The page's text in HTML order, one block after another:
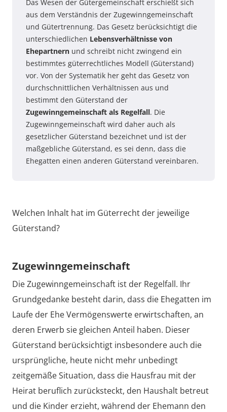
Das Wesen der Gütergemeinschaft erschießt sich
aus dem Verständnis der Zugewinngemeinschaft
und Gütertrennung. Das Gesetz berücksichtigt die
unterschiedlichen Lebensverhältnisse von
Ehepartnern und schreibt nicht zwingend ein
bestimmtes güterrechtliches Modell (Güterstand)
vor. Von der Systematik her geht das Gesetz von
durchschnittlichen Verhältnissen aus und
bestimmt den Güterstand der
Zugewinngemeinschaft als Regelfall. Die
Zugewinngemeinschaft wird daher auch als
gesetzlicher Güterstand bezeichnet und ist der
maßgebliche Güterstand, es sei denn, dass die
Ehegatten einen anderen Güterstand vereinbaren.
Welchen Inhalt hat im Güterrecht der jeweilige
Güterstand?
Zugewinngemeinschaft
Die Zugewinngemeinschaft ist der Regelfall. Ihr
Grundgedanke besteht darin, dass die Ehegatten im
Laufe der Ehe Vermögenswerte erwirtschaften, an
deren Erwerb sie gleichen Anteil haben. Dieser
Güterstand berücksichtigt insbesondere auch die
ursprüngliche, heute nicht mehr unbedingt
zeitgemäße Situation, dass die Hausfrau mit der
Heirat beruflich zurücksteckt, den Haushalt betreut
und die Kinder erzieht, während der Ehemann den